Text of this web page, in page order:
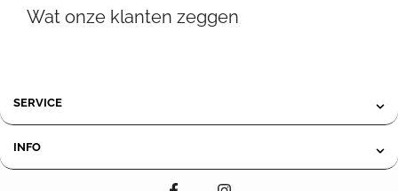
Wat onze klanten zeggen
SERVICE
INFO